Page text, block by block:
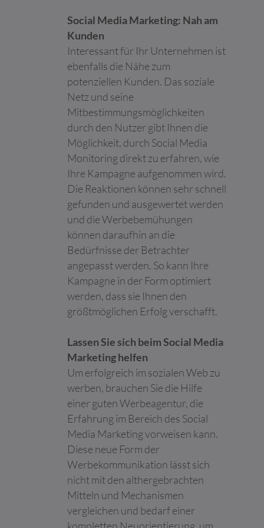
Social Media Marketing: Nah am
Kunden
Interessant für Ihr Unternehmen ist
ebenfalls die Nähe zum
potenziellen Kunden. Das soziale
Netz und seine
Mitbestimmungsmöglichkeiten
durch den Nutzer gibt Ihnen die
Möglichkeit, durch Social Media
Monitoring direkt zu erfahren, wie
Ihre Kampagne aufgenommen wird.
Die Reaktionen können sehr schnell
gefunden und ausgewertet werden
und die Werbebemühungen
können daraufhin an die
Bedürfnisse der Betrachter
angepasst werden. So kann Ihre
Kampagne in der Form optimiert
werden, dass sie Ihnen den
größtmöglichen Erfolg verschafft.
Lassen Sie sich beim Social Media
Marketing helfen
Um erfolgreich im sozialen Web zu
werben, brauchen Sie die Hilfe
einer guten Werbeagentur, die
Erfahrung im Bereich des Social
Media Marketing vorweisen kann.
Diese neue Form der
Werbekommunikation lässt sich
nicht mit den althergebrachten
Mitteln und Mechanismen
vergleichen und bedarf einer
Google
Besuchen des
Benutzers, wie z. B. die
Anzahl der Besuche,
durchschnittliche
Verweildauer auf der
Website und welche
Seiten geladen wurden.
Der Zweck ist die
Segmentierung der
Benutzer der Website
nach Faktoren wie
Demografie und
geografische Lage,
damit Medien- und
Marketing-Agenturen
ihre Zielgruppen
strukturieren und
verstehen können, um
maßgeschneiderte
Online-Werbung zu
ermöglichen.
Meta
Platforms,
Ermittelt, wie der
Nutzer die Website
seine letzte URL-
Adresse registriert
wird.
Meta
Platforms,
Inc.
Ermittelt, wie der
Nutzer die Website
erreicht hat, indem
seine letzte URL-
Adresse registriert
wird.
LinkedIn
Speichert den
Zustimmungsstatus
des Benutzers für
Cookies auf der
aktuellen Domäne.
LinkedIn
Verwendet vom Social-